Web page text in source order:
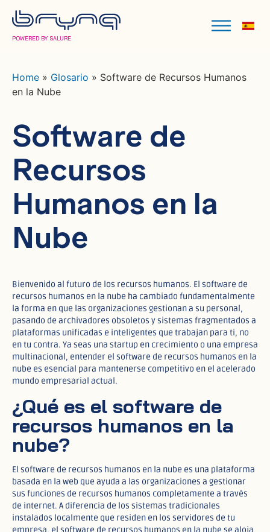
POWERED BY SALURE
Home » Glosario » Software de Recursos Humanos
en la Nube
Software de
Recursos
Humanos en la
Nube
Bienvenido al futuro de los recursos humanos. El software de
recursos humanos en la nube ha cambiado fundamentalmente
la forma en que las organizaciones gestionan a su personal,
pasando de archivadores obsoletos y sistemas fragmentados a
plataformas unificadas e inteligentes que trabajan para ti, no
en tu contra. Ya seas una startup en crecimiento o una empresa
multinacional, entender el software de recursos humanos en la
nube es esencial para mantenerse competitivo en el acelerado
mundo empresarial actual.
¿Qué es el software de
recursos humanos en la
nube?
El software de recursos humanos en la nube es una plataforma
basada en la web que ayuda a las organizaciones a gestionar
sus funciones de recursos humanos completamente a través
de internet. A diferencia de los sistemas tradicionales
instalados localmente que residen en los servidores de tu
empresa, el software de recursos humanos en la nube se aloja